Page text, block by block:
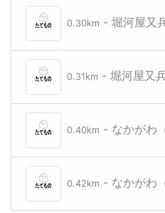
0.30km - 堀河屋又
0.31km - 堀河屋又
0.40km - なかがわ
0.42km - なかがわ